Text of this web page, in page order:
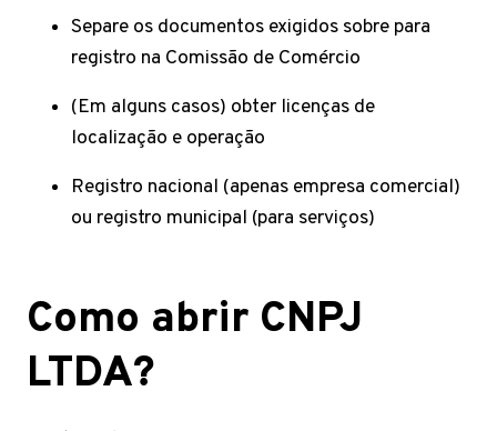
Separe os documentos exigidos sobre para
registro na Comissão de Comércio
(Em alguns casos) obter licenças de
localização e operação
Registro nacional (apenas empresa comercial)
ou registro municipal (para serviços)
Como abrir CNPJ
LTDA?